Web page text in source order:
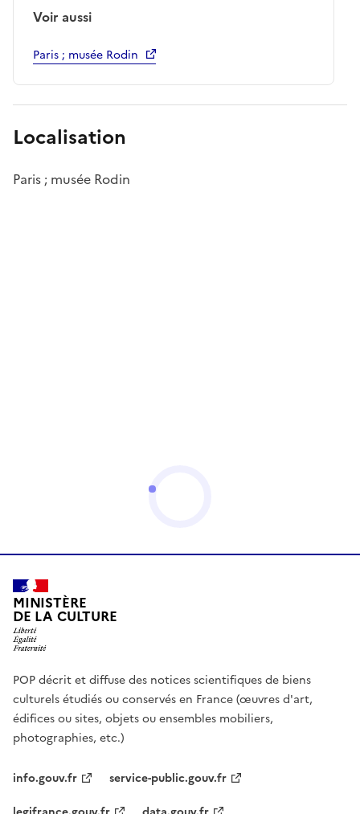
Voir aussi
Paris ; musée Rodin
Localisation
Paris ; musée Rodin
MINISTÈRE
DE LA CULTURE
POP décrit et diffuse des notices scientifiques de biens
culturels étudiés ou conservés en France (œuvres d'art,
édifices ou sites, objets ou ensembles mobiliers,
photographies, etc.)
info.gouv.fr
service-public.gouv.fr